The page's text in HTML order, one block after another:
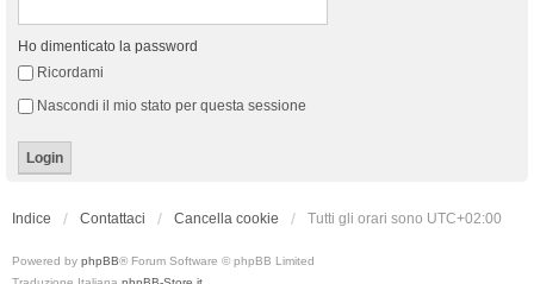
Ho dimenticato la password
Ricordami
Nascondi il mio stato per questa sessione
Indice Contattaci Cancella cookie Tutti gli orari sono UTC+02:00
Powered by phpBB® Forum Software © phpBB Limited